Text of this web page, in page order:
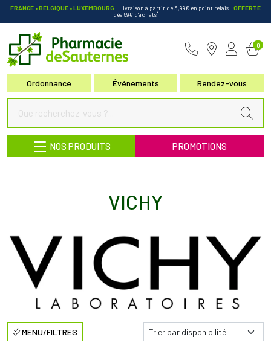
FRANCE • BELGIQUE • LUXEMBOURG - Livraison à partir de 3,99€ en point relais-OFFERTE
dès 69€ d’achats*
Ordonnance Événements Rendez-vous
0
NOS PRODUITS PROMOTIONS
VICHY
MENU/FILTRES